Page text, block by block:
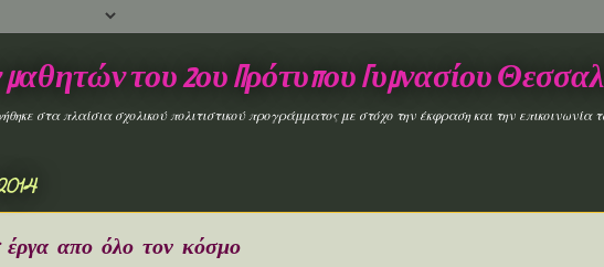
του 2ου Πρότυπου Γυμνασίου
στα πλαίσια σχολικού πολιτιστικού προγράμματος με στόχο την έκφραση και την επικοινωνία
απο όλο τον κόσμο